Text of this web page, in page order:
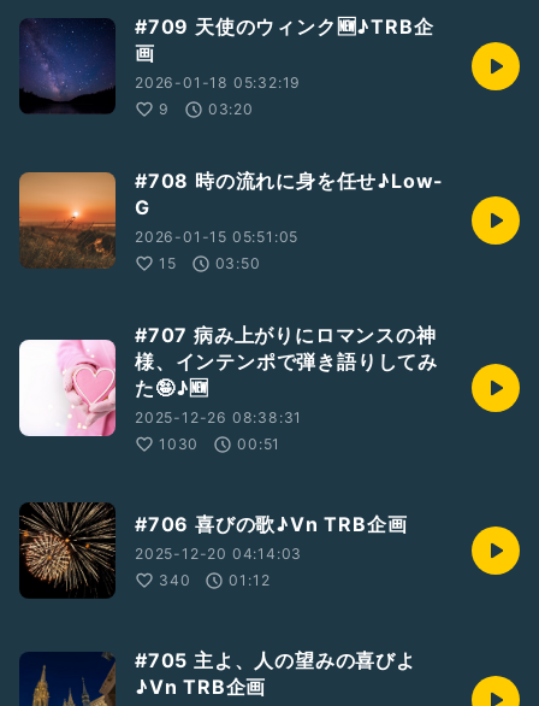
#709 天使のウィンク🆕♪TRB企
画
2026-01-18 05:32:19
9
03:20
#708 時の流れに身を任せ♪Low-
G
2026-01-15 05:51:05
15
03:50
#707 病み上がりにロマンスの神
様、インテンポで弾き語りしてみ
た🤪♪🆕
2025-12-26 08:38:31
1030
00:51
#706 喜びの歌♪Vn TRB企画
2025-12-20 04:14:03
340
01:12
#705 主よ、人の望みの喜びよ
♪Vn TRB企画